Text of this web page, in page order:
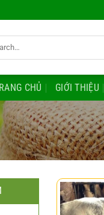
CHỦ GIỚI THIỆU